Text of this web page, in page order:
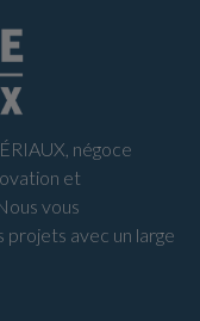
négoce
et
vous
projets avec un large